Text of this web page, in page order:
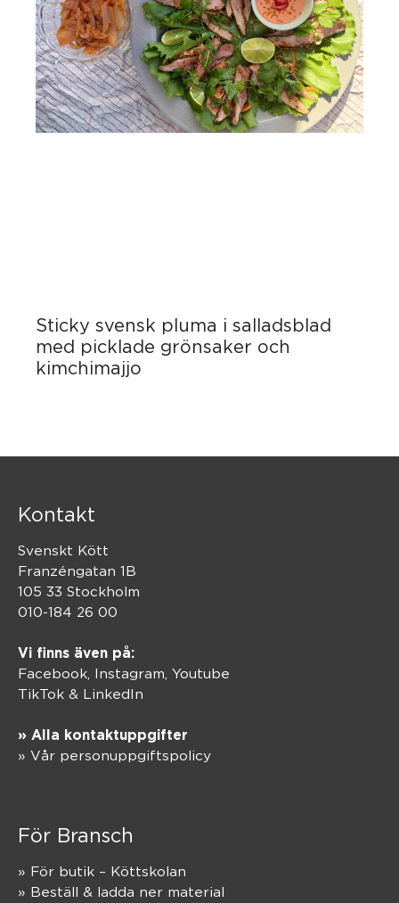
Sticky svensk pluma i salladsblad
med picklade grönsaker och
kimchimajjo
Kontakt
Svenskt Kött
Franzéngatan 1B
105 33 Stockholm
010-184 26 00
Vi finns även på:
Facebook, Instagram Youtube
TikTok & LinkedIn
» Alla kontaktuppgifter
» Vår personuppgiftspolicy
För Bransch
» För butik – Köttskolan
» Beställ & ladda ner material